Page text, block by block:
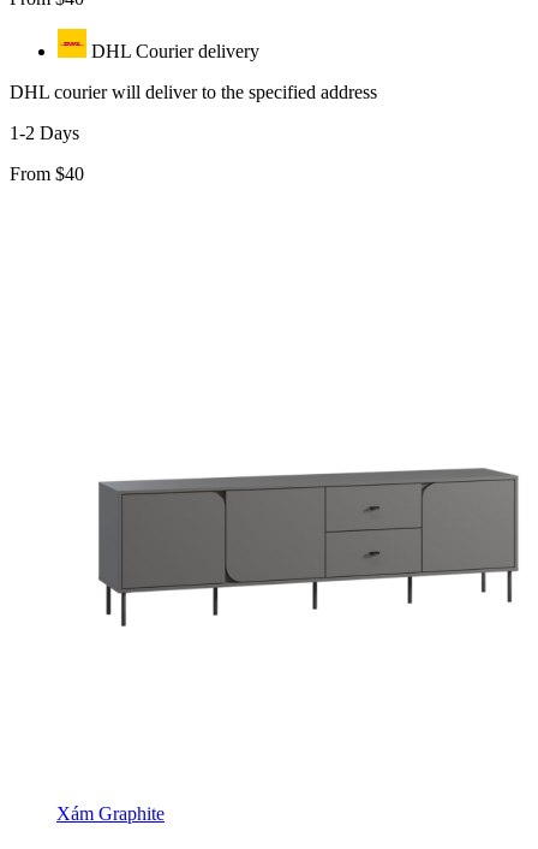
DHL Courier delivery
DHL courier will deliver to the specified address
1-2 Days
From $40
Xám Graphite